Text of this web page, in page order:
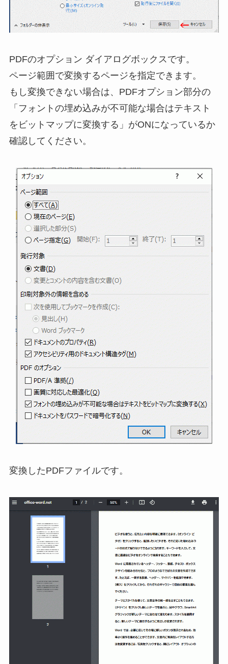
PDFのオプション ダイアログボックスです。
ページ範囲で変換するページを指定できます。
もし変換できない場合は、PDFオプション部分の
「フォントの埋め込みが不可能な場合はテキスト
をビットマップに変換する」がONになっているか
確認してください。
変換したPDFファイルです。